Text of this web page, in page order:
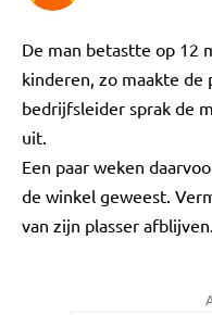
De man betastte op 12
kinderen, zo maakte de
bedrijfsleider sprak de
uit.
Een paar weken
de winkel geweest.
van zijn plasser afblijven.